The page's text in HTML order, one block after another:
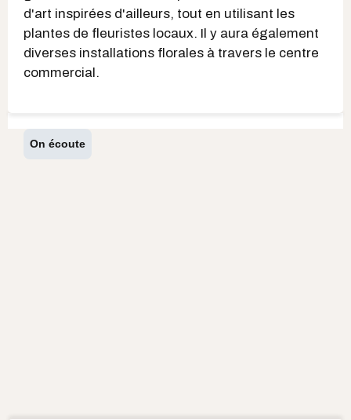
d'art inspirées d'ailleurs, tout en utilisant les
plantes de fleuristes locaux. Il y aura également
diverses installations florales à travers le centre
commercial.
On écoute